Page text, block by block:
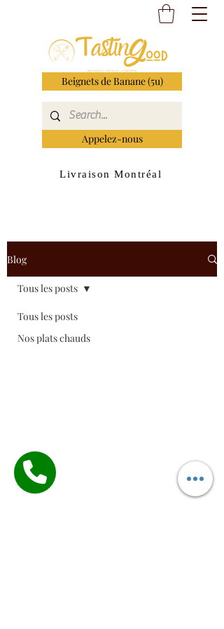
Beignets de Banane (5u)
Appelez-nous
Livraison Montréal
Blog
Tous les posts
Nos plats chauds
Tous les posts